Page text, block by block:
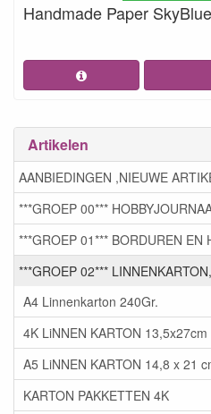
Handmade Paper SkyBlue
Artikelen
AANBIEDINGEN ,NIEUWE
***GROEP 00***
***GROEP 01*** BORDUREN EN
***GROEP 02***
A4 Linnenkarton 240Gr.
4K LiNNEN KARTON 13,5x27cm
A5 LiNNEN KARTON 14,8 x 21
KARTON PAKKETTEN 4K